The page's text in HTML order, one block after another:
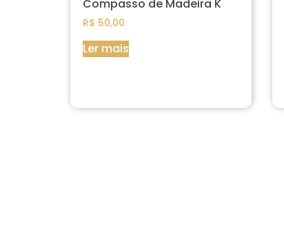
Compasso de Madeira K
R$ 50,00
Ler mais